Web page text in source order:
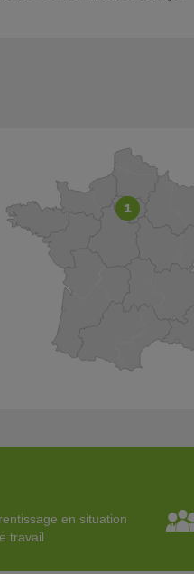
1
en situation
travail